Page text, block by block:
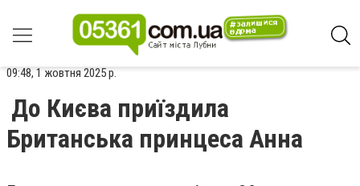
09:48, 1 жовтня 2025 р.
До Києва приїздила
Британська принцеса Анна